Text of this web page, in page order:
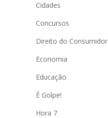
Cidades
Concursos
Direito do Consumidor
Economia
Educação
É Golpe!
Hora 7